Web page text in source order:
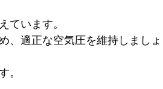
ています。
、適正な空気圧を維持しまし
。